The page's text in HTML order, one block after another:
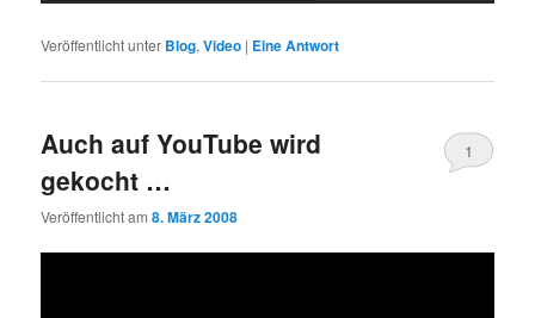
Veröffentlicht unter Blog,Video | EineAntwort
Auch auf YouTube wird
gekocht …
Veröffentlicht am8. März 2008
1